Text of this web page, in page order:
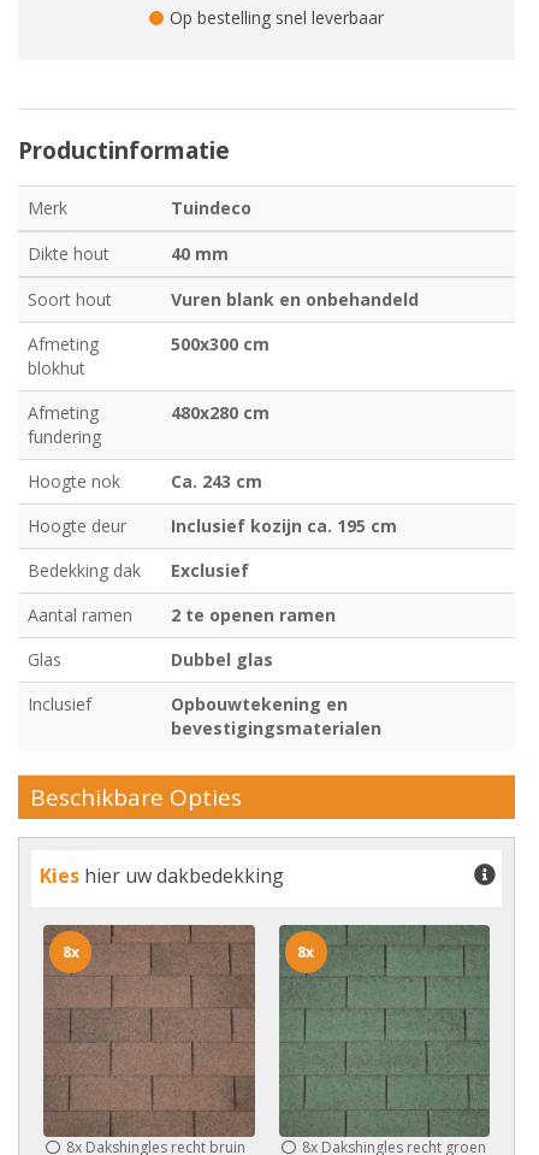
Op bestelling snel leverbaar
Productinformatie
Merk
Tuindeco
Dikte hout
40 mm
Soort hout
Vuren blank en onbehandeld
Afmeting
blokhut
500x300 cm
Afmeting
fundering
480x280 cm
Hoogte nok
Ca. 243 cm
Hoogte deur
Inclusief kozijn ca. 195 cm
Bedekking dak
Exclusief
Aantal ramen
2 te openen ramen
Glas
Dubbel glas
Inclusief
Opbouwtekening en
bevestigingsmaterialen
Beschikbare Opties
Kies hier uw dakbedekking
8x Dakshingles recht bruin
8x
8xDakshingles recht groen
8x